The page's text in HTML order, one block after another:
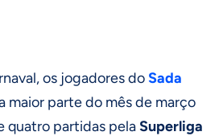
os jogadores doSada
maior parte do mês de março
quatro partidas pelaSuperliga